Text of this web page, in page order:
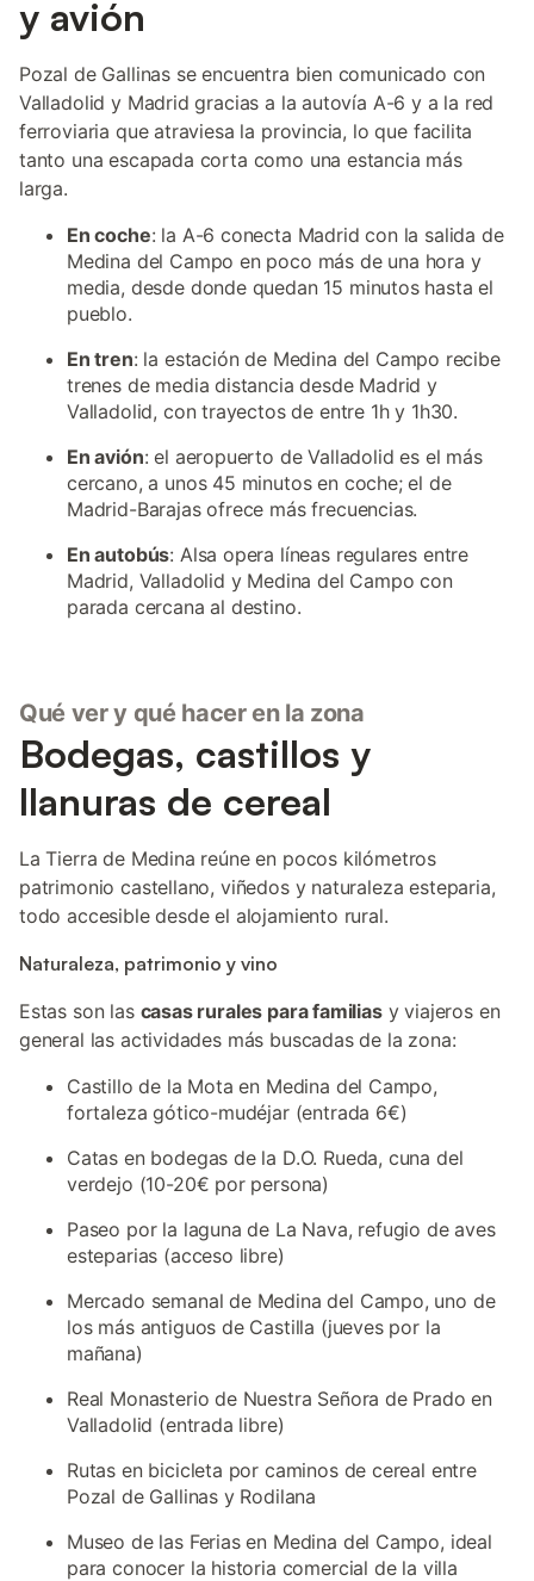
y avión
Pozal de Gallinas se encuentra bien comunicado con
Valladolid y Madrid gracias a la autovía A-6 y a la red
ferroviaria que atraviesa la provincia, lo que facilita
tanto una escapada corta como una estancia más
larga.
En coche: la A-6 conecta Madrid con la salida de
Medina del Campo en poco más de una hora y
media, desde donde quedan 15 minutos hasta el
pueblo.
En tren: la estación de Medina del Campo recibe
trenes de media distancia desde Madrid y
Valladolid, con trayectos de entre 1h y 1h30.
En avión: el aeropuerto de Valladolid es el más
cercano, a unos 45 minutos en coche; el de
Madrid-Barajas ofrece más frecuencias.
En autobús: Alsa opera líneas regulares entre
Madrid, Valladolid y Medina del Campo con
parada cercana al destino.
Qué ver y qué hacer en la zona
Bodegas, castillos y
llanuras de cereal
La Tierra de Medina reúne en pocos kilómetros
patrimonio castellano, viñedos y naturaleza esteparia,
todo accesible desde el alojamiento rural.
Naturaleza, patrimonio y vino
Estas son las casas rurales para familiasy viajeros en
general las actividades más buscadas de la zona:
Castillo de la Mota en Medina del Campo,
fortaleza gótico-mudéjar (entrada 6€)
Catas en bodegas de la D.O. Rueda, cuna del
verdejo (10-20€ por persona)
Paseo por la laguna de La Nava, refugio de aves
esteparias (acceso libre)
Mercado semanal de Medina del Campo, uno de
los más antiguos de Castilla (jueves por la
mañana)
Real Monasterio de Nuestra Señora de Prado en
Valladolid (entrada libre)
Rutas en bicicleta por caminos de cereal entre
Pozal de Gallinas y Rodilana
Museo de las Ferias en Medina del Campo, ideal
para conocer la historia comercial de la villa